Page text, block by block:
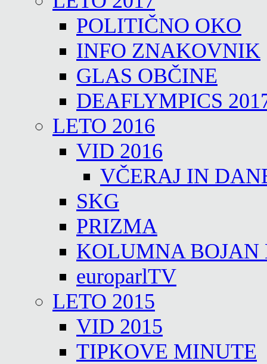
POLITIČNO OKO
INFO ZNAKOVNIK
GLAS OBČINE
DEAFLYMPICS
LETO 2016
VID 2016
VČERAJ IN
SKG
PRIZMA
KOLUMNA BOJAN
europarlTV
LETO 2015
VID 2015
TIPKOVE MINUTE